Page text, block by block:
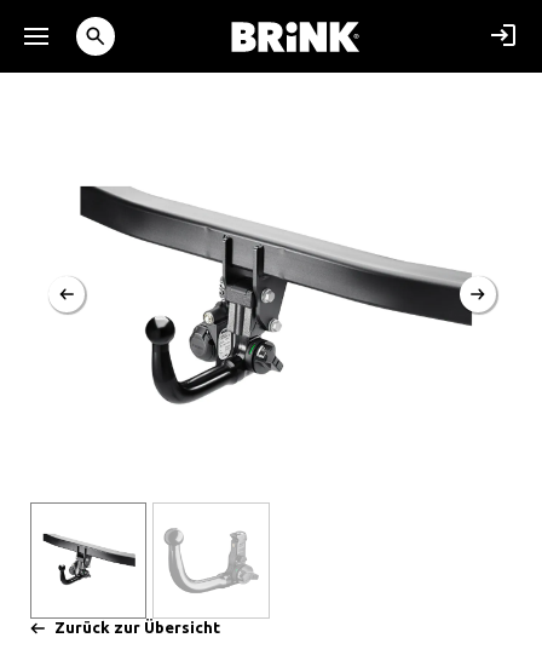
Zurück zur Übersicht